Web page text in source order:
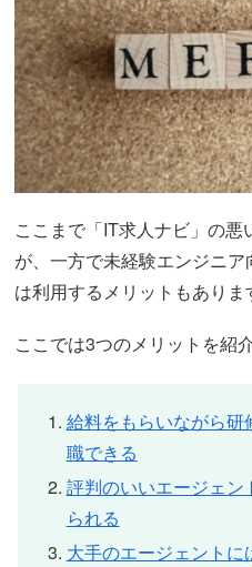
ここまで「IT求人ナビ」の
が、一方で未経験エンジニア
は利用するメリットもありま
ここでは3つのメリットを紹
給料をもらいながら
職できる
評判のいいエージェ
られる
大手のエージェント